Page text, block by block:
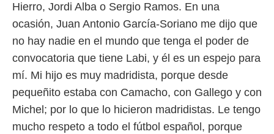
Hierro, Jordi Alba o Sergio Ramos. En una
ocasión, Juan Antonio García-Soriano me dijo que
no hay nadie en el mundo que tenga el poder de
convocatoria que tiene Labi, y él es un espejo para
mí. Mi hijo es muy madridista, porque desde
pequeñito estaba con Camacho, con Gallego y con
Michel; por lo que lo hicieron madridistas. Le tengo
mucho respeto a todo el fútbol español, porque